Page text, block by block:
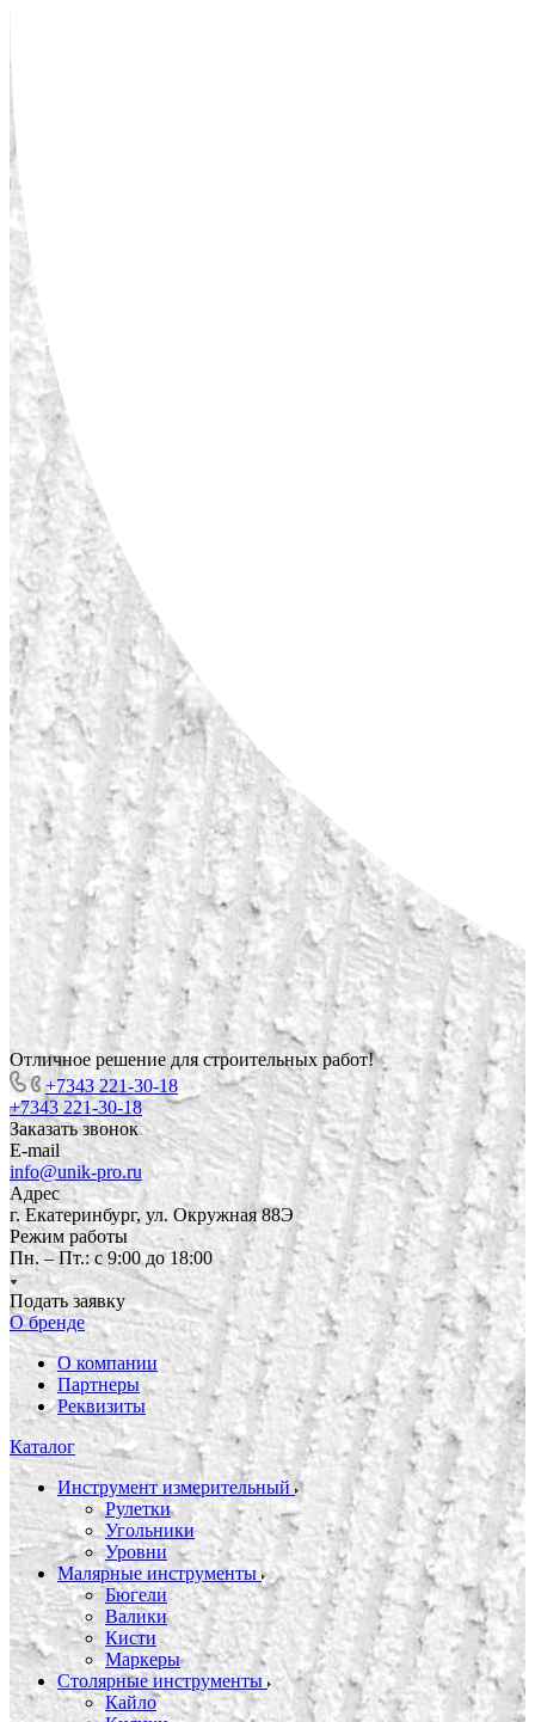
Отличное решение для строительных работ!
+7343 221-30-18
+7343 221-30-18
Заказать звонок
E-mail
info@unik-pro.ru
Адрес
г. Екатеринбург, ул. Окружная 88Э
Режим работы
Пн. – Пт.: с 9:00 до 18:00
Подать заявку
О бренде
О компании
Партнеры
Реквизиты
Каталог
Инструмент измерительный
Рулетки
Угольники
Уровни
Малярные инструменты
Бюгели
Валики
Кисти
Маркеры
Столярные инструменты
Кайло